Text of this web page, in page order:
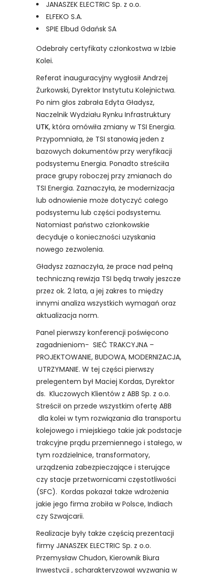
JANASZEK ELECTRIC Sp. z o.o.
ELFEKO S.A.
SPIE Elbud Gdańsk SA
Odebrały certyfikaty członkostwa w Izbie
Kolei.
Referat inauguracyjny wygłosił Andrzej
Żurkowski, Dyrektor Instytutu Kolejnictwa.
Po nim głos zabrała Edyta Gładysz,
Naczelnik Wydziału Rynku Infrastruktury
UTK, która omówiła zmiany w TSI Energia.
Przypomniała, że TSI stanowią jeden z
bazowych dokumentów przy weryfikacji
podsystemu Energia. Ponadto streściła
prace grupy roboczej przy zmianach do
TSI Energia. Zaznaczyła, że modernizacja
lub odnowienie może dotyczyć całego
podsystemu lub części podsystemu.
Natomiast państwo członkowskie
decyduje o konieczności uzyskania
nowego zezwolenia.
Gładysz zaznaczyła, że prace nad pełną
techniczną rewizja TSI będą trwały jeszcze
przez ok. 2 lata, a jej zakres to między
innymi analiza wszystkich wymagań oraz
aktualizacja norm.
Panel pierwszy konferencji poświęcono
zagadnieniom- SIEĆ TRAKCYJNA –
PROJEKTOWANIE, BUDOWA, MODERNIZACJA,
UTRZYMANIE. W tej części pierwszy
prelegentem był Maciej Kordas, Dyrektor
ds. Kluczowych Klientów z ABB Sp. z o.o.
Streścił on przede wszystkim ofertę ABB
dla kolei w tym rozwiązania dla transportu
kolejowego i miejskiego takie jak podstacje
trakcyjne prądu przemiennego i stałego, w
tym rozdzielnice, transformatory,
urządzenia zabezpieczające i sterujące
czy stacje przetwornicami częstotliwości
(SFC). Kordas pokazał także wdrożenia
jakie jego firma zrobiła w Polsce, Indiach
czy Szwajcarii.
Realizacje były także częścią prezentacji
firmy JANASZEK ELECTRIC Sp. z o.o.
Przemysław Chudon, Kierownik Biura
Inwestycji , scharakteryzował wyzwania w